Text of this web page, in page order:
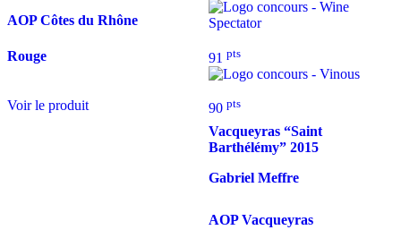
AOP Côtes du Rhône
Rouge
Voir le produit
91 pts
90 pts
Vacqueyras “Saint
Barthélémy” 2015
Gabriel Meffre
AOP Vacqueyras